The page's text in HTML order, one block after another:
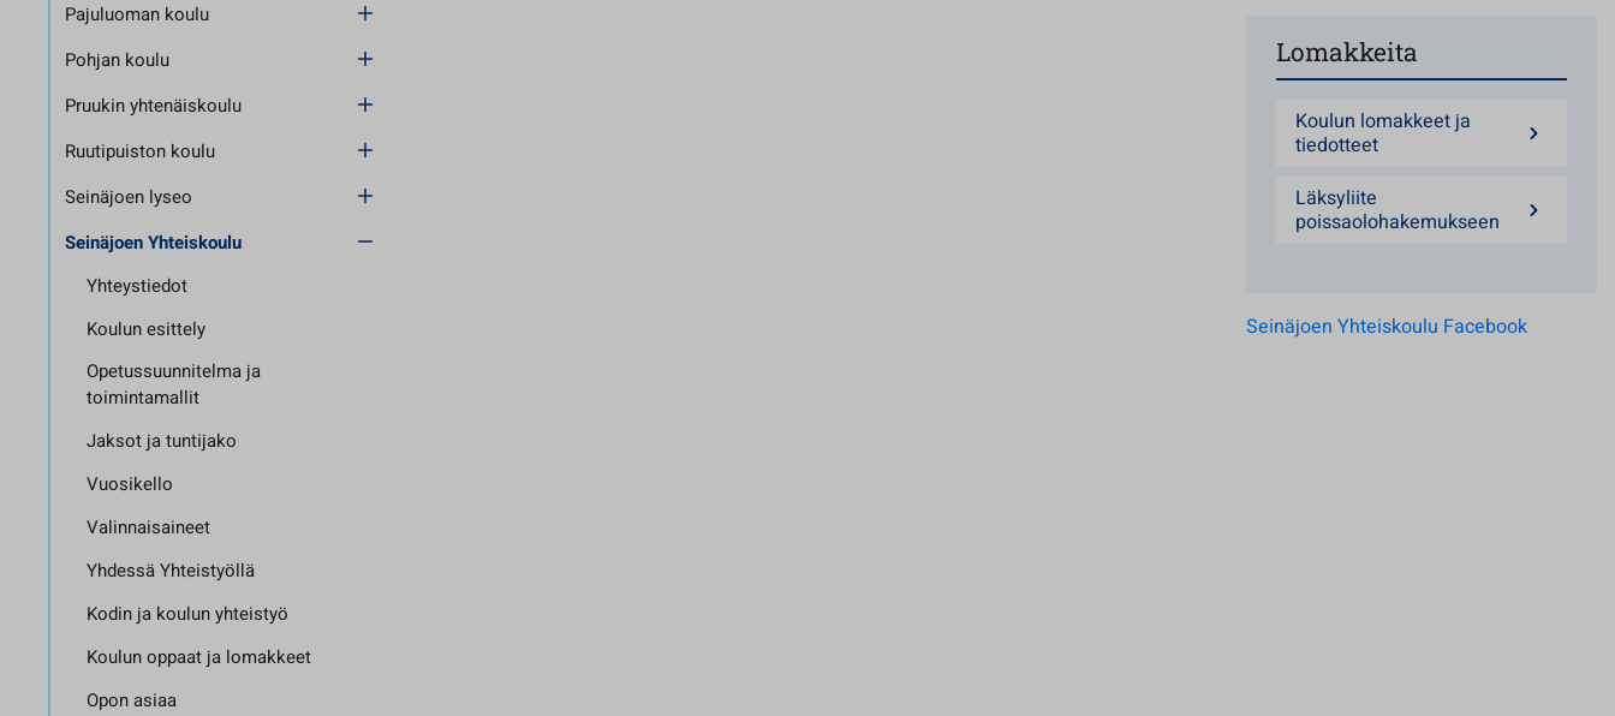
Pajuluoman koulu
Pohjan koulu
Pruukin yhtenäiskoulu
Ruutipuiston koulu
Seinäjoen lyseo
Seinäjoen Yhteiskoulu
Yhteystiedot
Koulun esittely
Opetussuunnitelma ja
toimintamallit
Jaksot ja tuntijako
Vuosikello
Valinnaisaineet
Yhdessä Yhteistyöllä
Kodin ja koulun yhteistyö
Koulun oppaat ja lomakkeet
Opon asiaa
Lomakkeita
Koulun lomakkeet ja
tiedotteet
Läksyliite
poissaolohakemukseen
Seinäjoen Yhteiskoulu Facebook